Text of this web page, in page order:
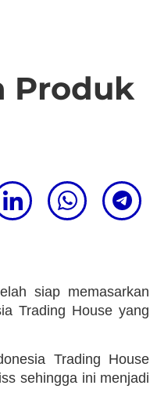
Produk
siap memasarkan
Trading House yang
Trading House
sehingga ini menjadi